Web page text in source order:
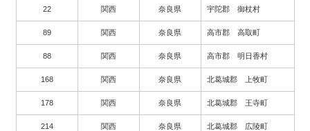
22 関西 奈良県 宇陀郡 御杖村
89 関西 奈良県 高市郡 高取町
88 関西 奈良県 高市郡 明日香村
168 関西 奈良県 北葛城郡 上牧町
178 関西 奈良県 北葛城郡 王寺町
214 関西 奈良県 北葛城郡 広陵町